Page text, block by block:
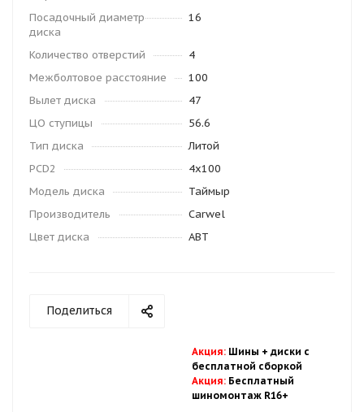
Посадочный диаметр
диска
16
Количество отверстий
4
Межболтовое расстояние
100
Вылет диска
47
ЦО ступицы
56.6
Тип диска
Литой
PCD2
4x100
Модель диска
Таймыр
Производитель
Carwel
Цвет диска
ABT
Поделиться
Акция: Шины + диски с
бесплатной сборкой
Акция: Бесплатный
шиномонтаж R16+